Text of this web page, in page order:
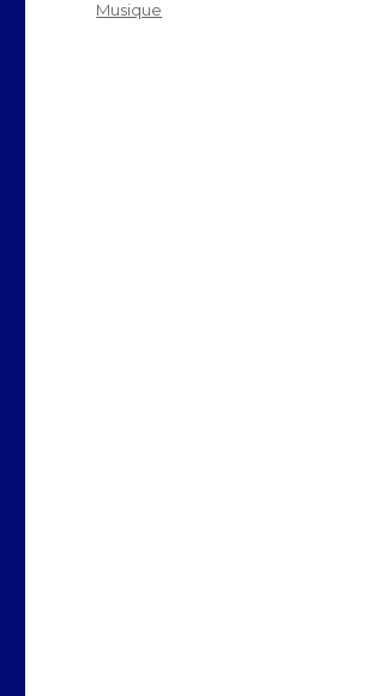
Catégories
Musique